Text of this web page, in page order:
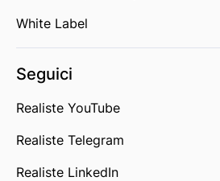
White Label
Seguici
Realiste YouTube
Realiste Telegram
Realiste LinkedIn